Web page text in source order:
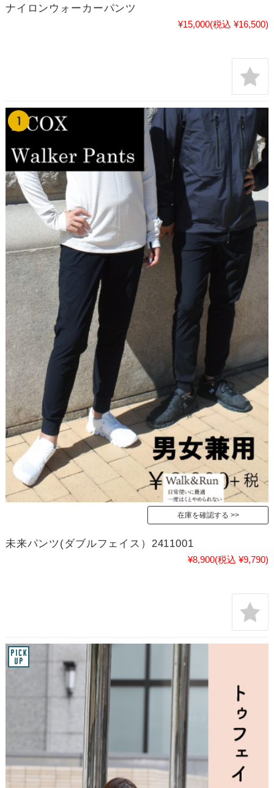
ナイロンウォーカーパンツ
¥15,000(税込 ¥16,500)
在庫を確認する
未来パンツ(ダブルフェイス）2411001
¥8,900(税込 ¥9,790)